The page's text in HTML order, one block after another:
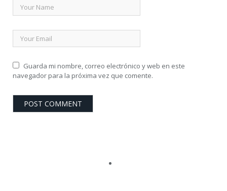
Guarda mi nombre, correo electrónico y web en este
navegador para la próxima vez que comente.